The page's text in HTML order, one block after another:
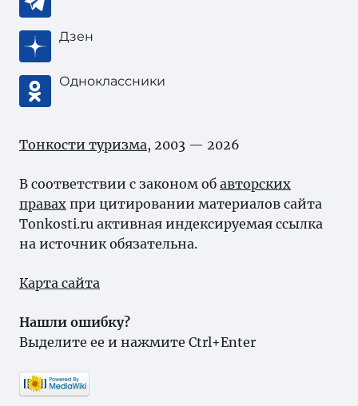
Дзен
Одноклассники
Тонкости туризма, 2003 — 2026
В соответствии с законом об авторских
правах при цитировании материалов сайта
Tonkosti.ru активная индексируемая ссылка
на источник обязательна.
Карта сайта
Нашли ошибку?
Выделите ее и нажмите Ctrl+Enter